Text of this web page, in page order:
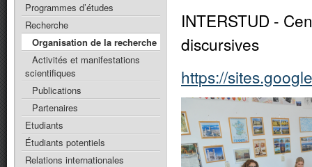
Programmes d’études
Recherche
Organisation de la recherche
Activités et manifestations
scientifiques
Publications
Partenaires
Etudiants
Étudiants potentiels
Relations internationales
INTERSTUD -
discursives
https://